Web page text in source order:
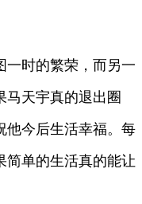
一时的繁荣，而另一
马天宇真的退出圈
他今后生活幸福。每
简单的生活真的能让